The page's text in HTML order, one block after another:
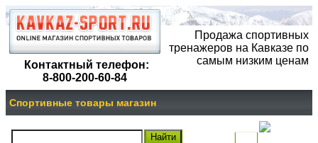
Контактный телефон:
8-800-200-60-84
Продажа спортивных
тренажеров на Кавказе по
самым низким ценам
Спортивные товары магазин